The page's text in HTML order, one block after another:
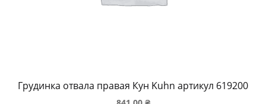
Грудинка отвала правая Кун Kuhn артикул 619200